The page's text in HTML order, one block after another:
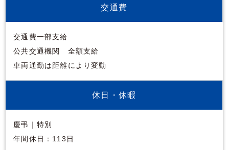
交通費
交通費一部支給
公共交通機関 全額支給
車両通勤は距離により変動
休日・休暇
慶弔｜特別
年間休日：113日